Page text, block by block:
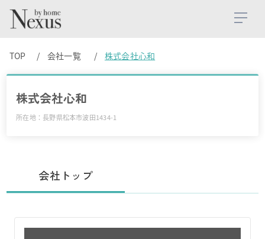
TOP 会社一覧 株式会社心和
株式会社心和
所在地：長野県松本市波田1434-1
会社トップ